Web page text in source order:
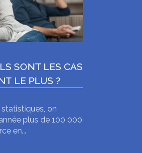
SONT LES CAS
LE PLUS ?
on
plus de 100 000
en...